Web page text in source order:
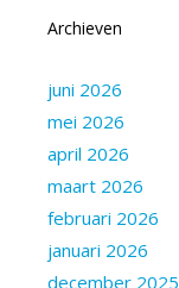
Archieven
juni 2026
mei 2026
april 2026
maart 2026
februari 2026
januari 2026
december 2025